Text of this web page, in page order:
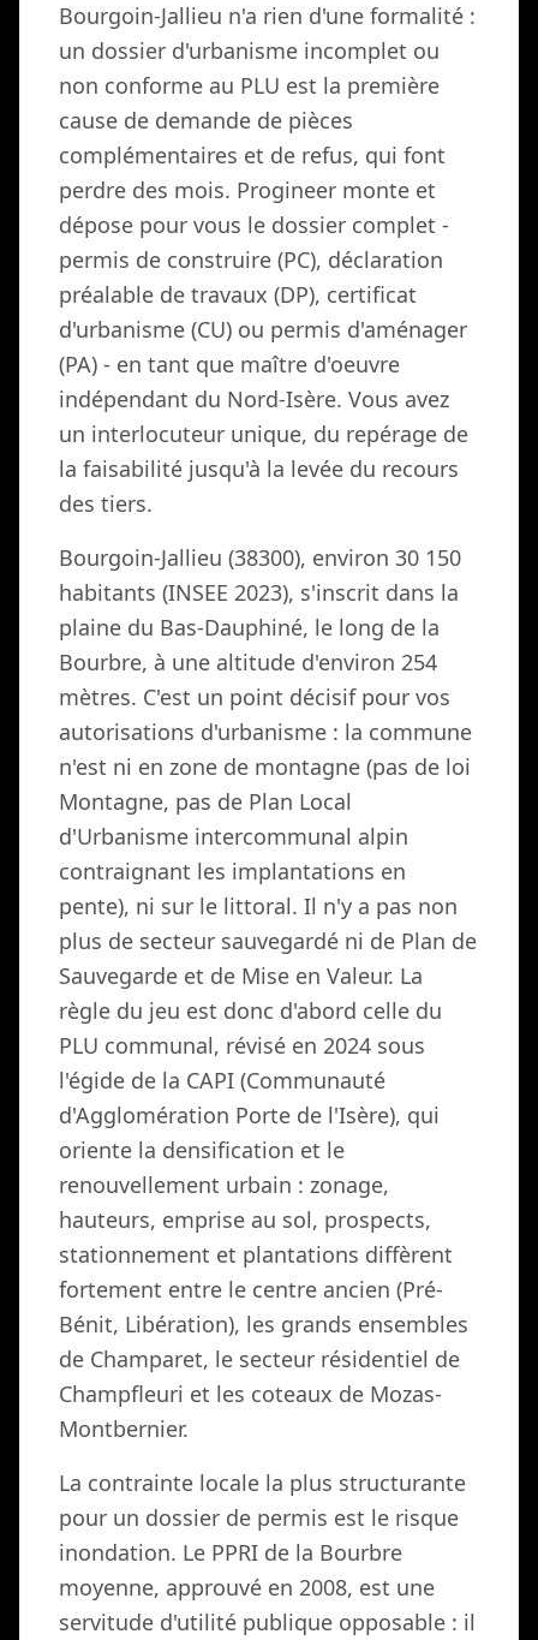
Bourgoin-Jallieu n'a rien d'une formalité :
un dossier d'urbanisme incomplet ou
non conforme au PLU est la première
cause de demande de pièces
complémentaires et de refus, qui font
perdre des mois. Progineer monte et
dépose pour vous le dossier complet -
permis de construire (PC), déclaration
préalable de travaux (DP), certificat
d'urbanisme (CU) ou permis d'aménager
(PA) - en tant que maître d'oeuvre
indépendant du Nord-Isère. Vous avez
un interlocuteur unique, du repérage de
la faisabilité jusqu'à la levée du recours
des tiers.
Bourgoin-Jallieu (38300), environ 30 150
habitants (INSEE 2023), s'inscrit dans la
plaine du Bas-Dauphiné, le long de la
Bourbre, à une altitude d'environ 254
mètres. C'est un point décisif pour vos
autorisations d'urbanisme : la commune
n'est ni en zone de montagne (pas de loi
Montagne, pas de Plan Local
d'Urbanisme intercommunal alpin
contraignant les implantations en
pente), ni sur le littoral. Il n'y a pas non
plus de secteur sauvegardé ni de Plan de
Sauvegarde et de Mise en Valeur. La
règle du jeu est donc d'abord celle du
PLU communal, révisé en 2024 sous
l'égide de la CAPI (Communauté
d'Agglomération Porte de l'Isère), qui
oriente la densification et le
renouvellement urbain : zonage,
hauteurs, emprise au sol, prospects,
stationnement et plantations diffèrent
fortement entre le centre ancien (Pré-
Bénit, Libération), les grands ensembles
de Champaret, le secteur résidentiel de
Champfleuri et les coteaux de Mozas-
Montbernier.
La contrainte locale la plus structurante
pour un dossier de permis est le risque
inondation. Le PPRI de la Bourbre
moyenne, approuvé en 2008, est une
servitude d'utilité publique opposable : il